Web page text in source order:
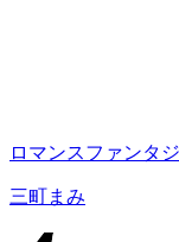
ロマンスファンタ
三町まみ